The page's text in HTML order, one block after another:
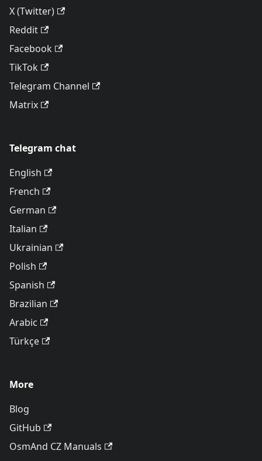
X (Twitter)
Reddit
Facebook
TikTok
Telegram Channel
Matrix
Telegram chat
English
French
German
Italian
Ukrainian
Polish
Spanish
Brazilian
Arabic
Türkçe
More
Blog
GitHub
OsmAnd CZ Manuals